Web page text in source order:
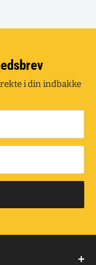
i din indbakke